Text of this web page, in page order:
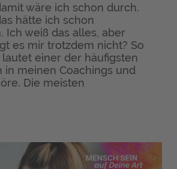
wäre ich schon durch.
hätte ich schon
Ich weiß das alles, aber
es mir trotzdem nicht? So
einer der häufigsten
in meinen Coachings und
Die meisten